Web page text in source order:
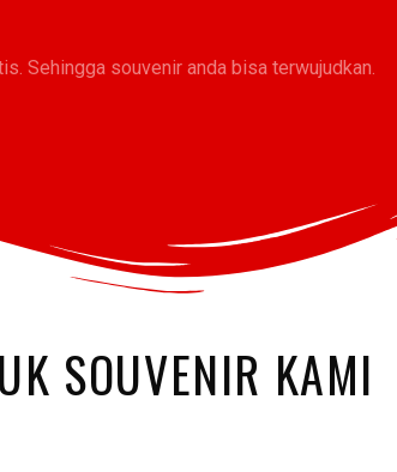
Sehingga souvenir anda bisa terwujudkan.​
SOUVENIR KAMI